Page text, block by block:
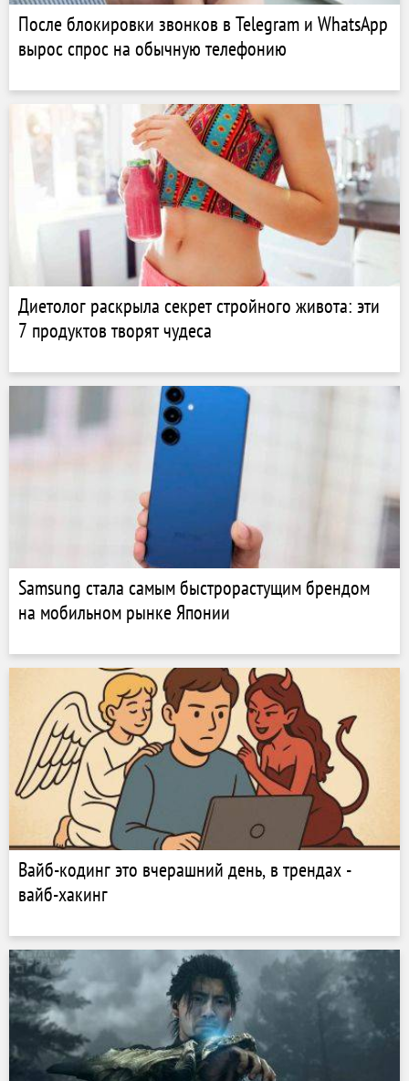
После блокировки звонков в Telegram и WhatsApp
вырос спрос на обычную телефонию
Диетолог раскрыла секрет стройного живота: эти
7 продуктов творят чудеса
Samsung стала самым быстрорастущим брендом
на мобильном рынке Японии
Вайб-кодинг это вчерашний день, в трендах -
вайб-хакинг